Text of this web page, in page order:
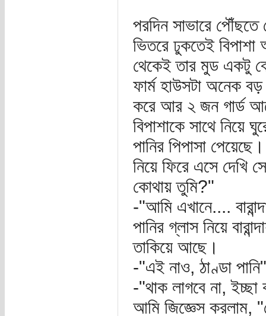
পরদিন সাভারে
ভিতরে ঢুকতেই
থেকেই তার মুড একটু
ফার্ম হাউসটা অনেক
করে আর ২ জন গার্ড
বিপাশাকে সাথে নিয়ে
পানির পিপাসা
নিয়ে ফিরে এসে দেখি
কোথায় তুমি?"
-"আমি এখানে....
পানির গ্লাস নিয়ে
তাকিয়ে আছে।
-"এই নাও, ঠাণ্ডা
-"থাক লাগবে না, ইচ্ছা
আমি জিজ্ঞেস করলাম,